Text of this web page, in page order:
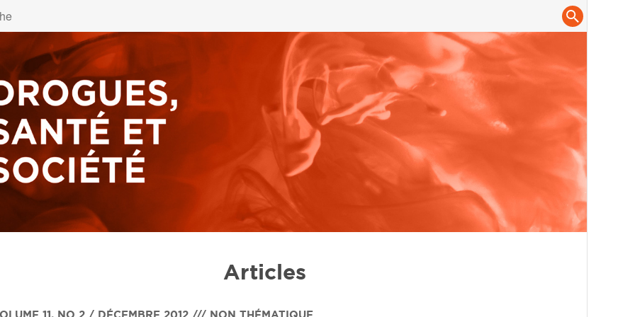
Articles
11, NO 2 / DÉCEMBRE 2012 /// NON THÉMATIQUE